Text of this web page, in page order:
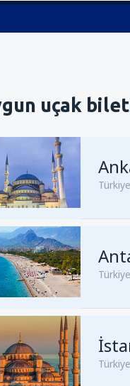
uçak
Türkiye
Türkiye
Türkiye